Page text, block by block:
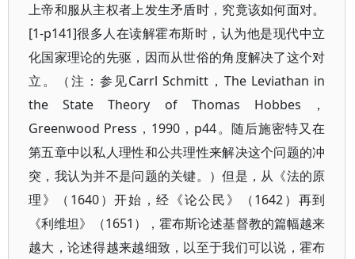
上帝和服从主权者上发生矛盾时，究竟该如何面对。
[1-p141]很多人在读解霍布斯时，认为他是现代中立
化国家理论的先驱，因而从世俗的角度解决了这个对
立。（注：参见Carrl Schmitt，The Leviathan in
the State Theory of Thomas Hobbes，
Greenwood Press，1990，p44。随后施密特又在
第五章中以私人理性和公共理性来解决这个问题的冲
突，我认为并不是问题的关键。）但是，从《法的原
理》（1640）开始，经《论公民》（1642）再到
《利维坦》（1651），霍布斯论述基督教的篇幅越来
越大，论述得越来越细致，以至于我们可以说，霍布